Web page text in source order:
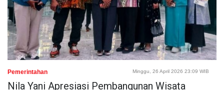
Pemerintahan Minggu, 26 April 2026 23:09 WIB
Nila Yani Apresiasi Pembangunan Wisata